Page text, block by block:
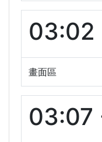
畫面區
03:07